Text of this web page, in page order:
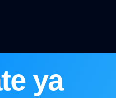
ya